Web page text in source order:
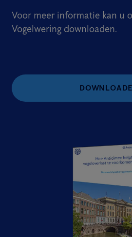
Voor meer informatie kan u
Vogelwering downloaden.